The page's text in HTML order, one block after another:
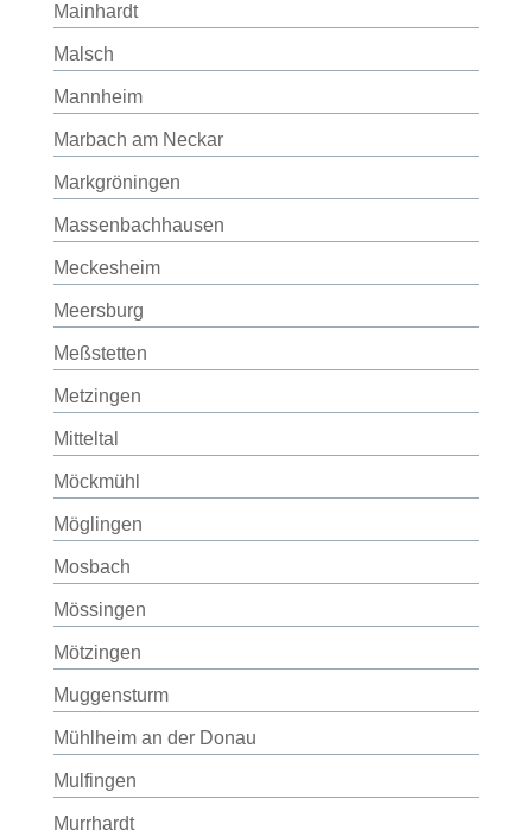
Mainhardt
Malsch
Mannheim
Marbach am Neckar
Markgröningen
Massenbachhausen
Meckesheim
Meersburg
Meßstetten
Metzingen
Mitteltal
Möckmühl
Möglingen
Mosbach
Mössingen
Mötzingen
Muggensturm
Mühlheim an der Donau
Mulfingen
Murrhardt